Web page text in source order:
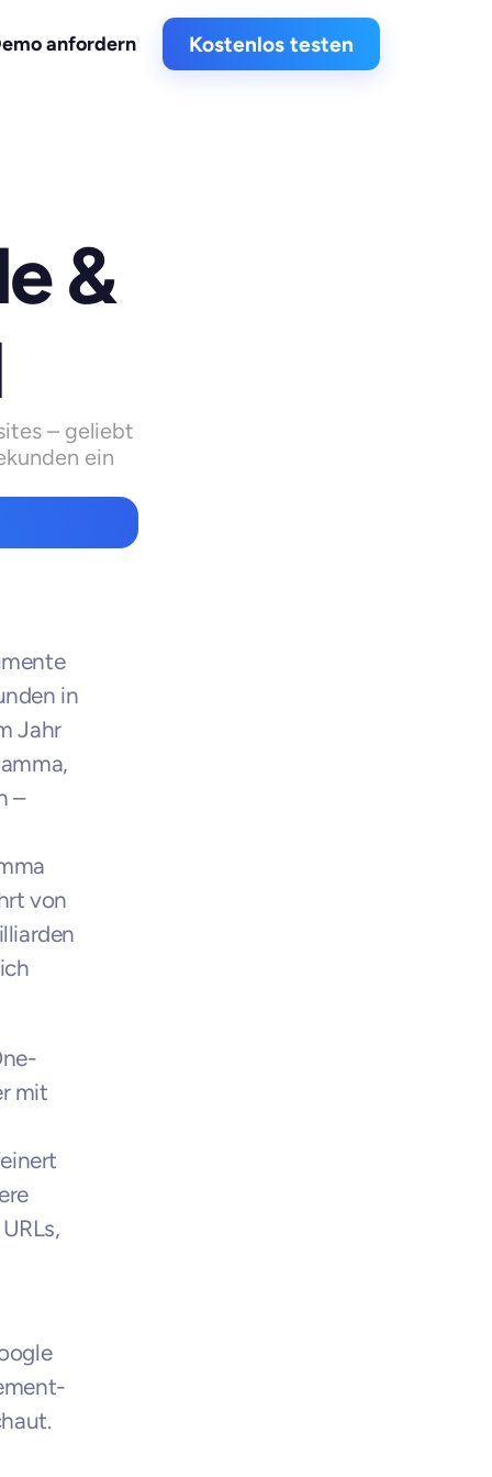
anfordern Kostenlos testen
&
– geliebt
ein
in
Jahr
–
von
mit